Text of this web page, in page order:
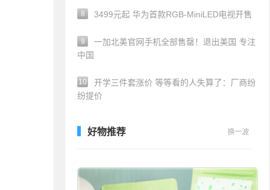
8 3499元起 华为首款RGB-MiniLED电视开售
9
一加北美官网手机全部售罄！退出美国 专注
中国
10
开学三件套涨价 等等看的人失算了：厂商纷
纷提价
好物推荐 换一波